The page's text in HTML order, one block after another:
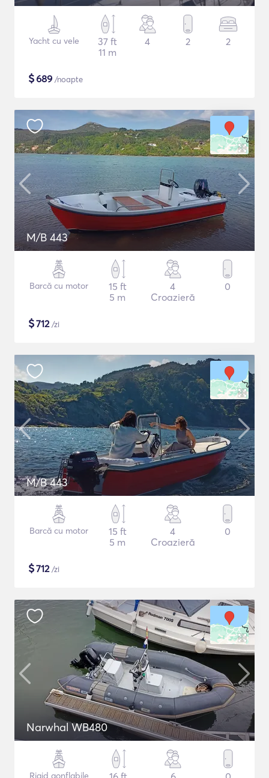
Yacht cu vele
37 ft
11 m
4 2 2
$689 /noapte
M/B 443
Barcă cu motor
15 ft
5 m
4
Croazieră
0
$712/zi
M/B 443
Barcă cu motor
15 ft
5 m
4
Croazieră
0
$712/zi
Narwhal WB480
Rigid gonflabile